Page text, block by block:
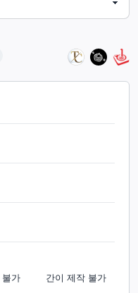
간이 제작 불가
불가